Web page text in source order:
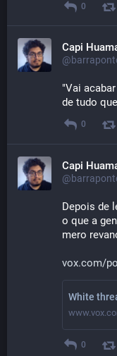
0
Capi
"Vai
de tudo
0
Capi
Depois de
o que a
mero
vox.com/
White
0